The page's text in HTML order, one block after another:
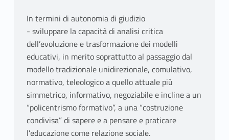
In termini di autonomia di giudizio
- sviluppare la capacità di analisi critica
dell’evoluzione e trasformazione dei modelli
educativi, in merito soprattutto al passaggio dal
modello tradizionale unidirezionale, comulativo,
normativo, teleologico a quello attuale più
simmetrico, informativo, negoziabile e incline a un
“policentrismo formativo”, a una “costruzione
condivisa” di sapere e a pensare e praticare
l’educazione come relazione sociale.